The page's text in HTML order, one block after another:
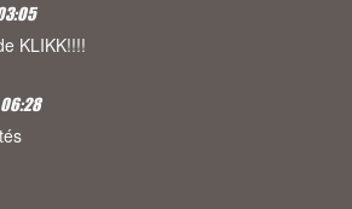
KLIKK!!!!